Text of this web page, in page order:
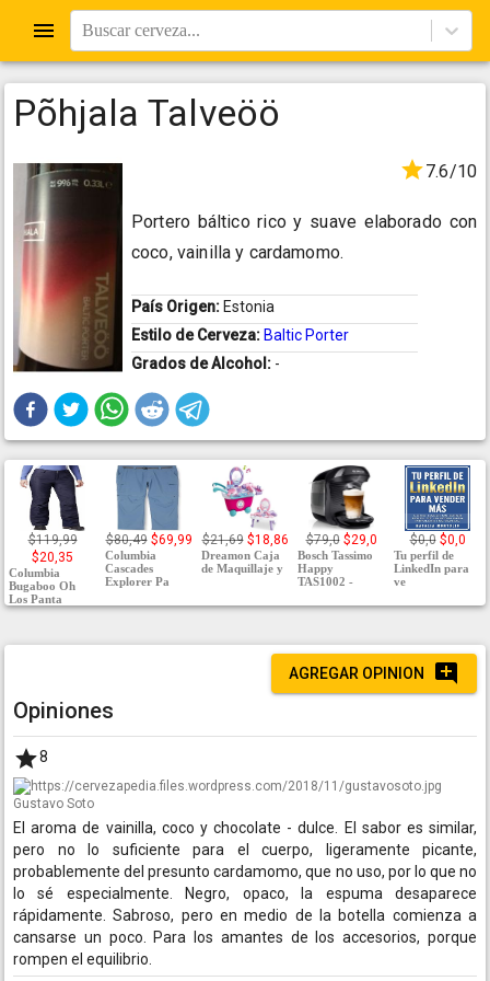
Buscar cerveza...
Põhjala Talveöö
7.6/10
Portero báltico rico y suave elaborado con
coco, vainilla y cardamomo.
País Origen: Estonia
Estilo de Cerveza: Baltic Porter
Grados de Alcohol: -
$119,99
$20,35
Columbia
Bugaboo Oh
Los Panta
$80,49 $69,99
Columbia
Cascades
Explorer Pa
$21,69 $18,86
Dreamon Caja
de Maquillaje y
$79,0 $29,0
Bosch Tassimo
Happy
TAS1002 -
$0,0 $0,0
Tu perfil de
LinkedIn para
ve
AGREGAR OPINION
Opiniones
8
Gustavo Soto
El aroma de vainilla, coco y chocolate - dulce. El sabor es similar,
pero no lo suficiente para el cuerpo, ligeramente picante,
probablemente del presunto cardamomo, que no uso, por lo que no
lo sé especialmente. Negro, opaco, la espuma desaparece
rápidamente. Sabroso, pero en medio de la botella comienza a
cansarse un poco. Para los amantes de los accesorios, porque
rompen el equilibrio.